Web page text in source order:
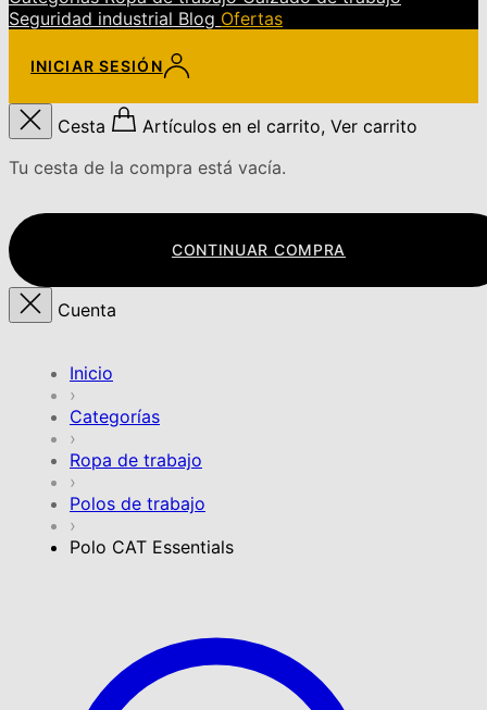
Seguridad industrial Blog Ofertas
INICIAR SESIÓN
Cesta
Artículos en el carrito, Ver carrito
Tu cesta de la compra está vacía.
CONTINUAR COMPRA
Cuenta
Inicio
›
Categorías
›
Ropa de trabajo
›
Polos de trabajo
›
Polo CAT Essentials